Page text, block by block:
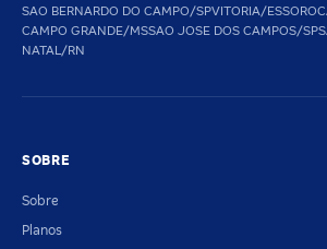
SAO BERNARDO DO CAMPO/SPVITORIA/ES
CAMPO GRANDE/MSSAO JOSE DOS CAMPOS/SP
NATAL/RN
SOBRE
Sobre
Planos